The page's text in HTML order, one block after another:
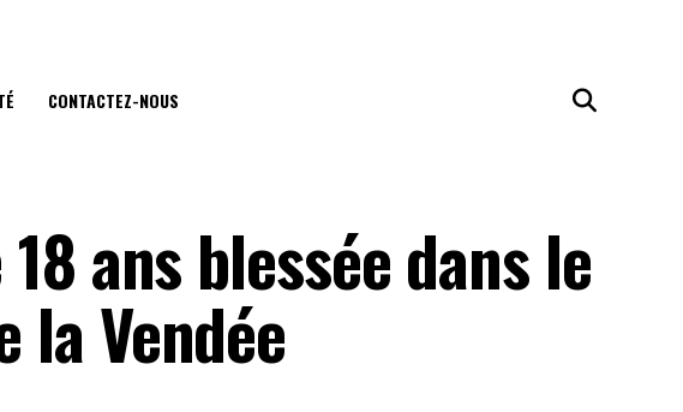
CONTACTEZ-NOUS
ans blessée dans le
la Vendée